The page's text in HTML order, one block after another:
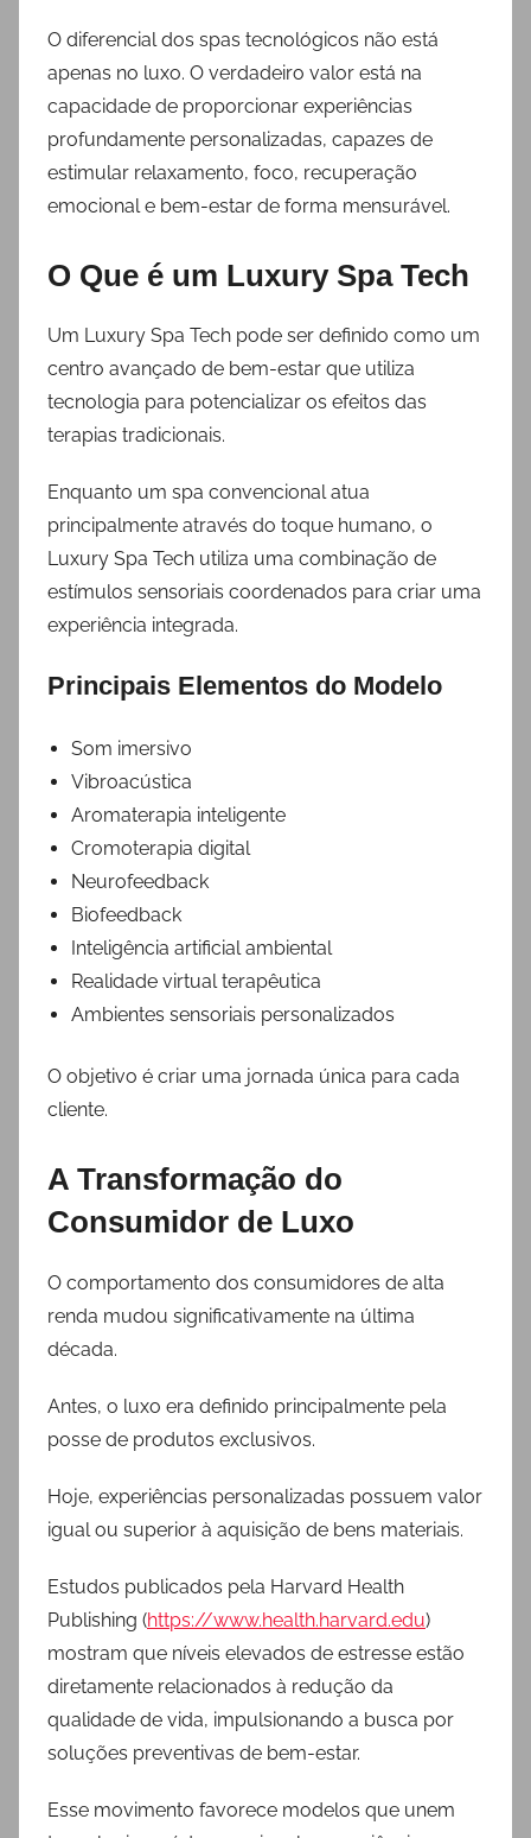
O diferencial dos spas tecnológicos não está
apenas no luxo. O verdadeiro valor está na
capacidade de proporcionar experiências
profundamente personalizadas, capazes de
estimular relaxamento, foco, recuperação
emocional e bem-estar de forma mensurável.
O Que é um Luxury Spa Tech
Um Luxury Spa Tech pode ser definido como um
centro avançado de bem-estar que utiliza
tecnologia para potencializar os efeitos das
terapias tradicionais.
Enquanto um spa convencional atua
principalmente através do toque humano, o
Luxury Spa Tech utiliza uma combinação de
estímulos sensoriais coordenados para criar uma
experiência integrada.
Principais Elementos do Modelo
Som imersivo
Vibroacústica
Aromaterapia inteligente
Cromoterapia digital
Neurofeedback
Biofeedback
Inteligência artificial ambiental
Realidade virtual terapêutica
Ambientes sensoriais personalizados
O objetivo é criar uma jornada única para cada
cliente.
A Transformação do
Consumidor de Luxo
O comportamento dos consumidores de alta
renda mudou significativamente na última
década.
Antes, o luxo era definido principalmente pela
posse de produtos exclusivos.
Hoje, experiências personalizadas possuem valor
igual ou superior à aquisição de bens materiais.
Estudos publicados pela Harvard Health
Publishing (https://www.health.harvard.edu)
mostram que níveis elevados de estresse estão
diretamente relacionados à redução da
qualidade de vida, impulsionando a busca por
soluções preventivas de bem-estar.
Esse movimento favorece modelos que unem